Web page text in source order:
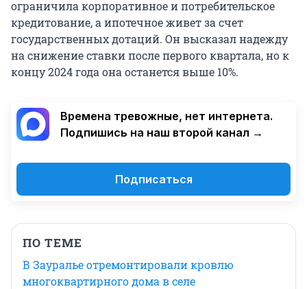
ограничила корпоративное и потребительское
кредитование, а ипотечное живет за счет
государственных дотаций. Он высказал надежду
на снижение ставки после первого квартала, но к
концу 2024 года она останется выше 10%.
Времена тревожные, нет интернета.
Подпишись на наш второй канал →
Подписаться
ПО ТЕМЕ
В Зауралье отремонтировали кровлю
многоквартирного дома в селе